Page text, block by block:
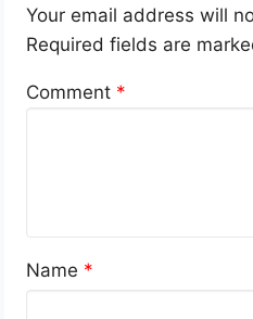
Your email address will
Required fields are
Comment *
Name *